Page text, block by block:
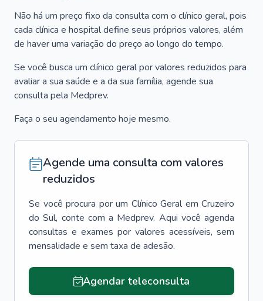
Não há um preço fixo da consulta com o clínico geral, pois
cada clínica e hospital define seus próprios valores, além
de haver uma variação do preço ao longo do tempo.
Se você busca um clínico geral por valores reduzidos para
avaliar a sua saúde e a da sua família, agende sua
consulta pela Medprev.
Faça o seu agendamento hoje mesmo.
Agende uma consulta com valores
reduzidos
Se você procura por um Clínico Geral em Cruzeiro
do Sul, conte com a Medprev. Aqui você agenda
consultas e exames por valores acessíveis, sem
mensalidade e sem taxa de adesão.
Agendar teleconsulta